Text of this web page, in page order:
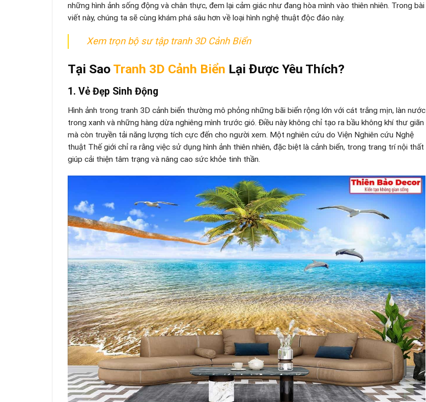
những hình ảnh sống động và chân thực, đem lại cảm giác như đang hòa mình vào thiên nhiên. Trong bài
viết này, chúng ta sẽ cùng khám phá sâu hơn về loại hình nghệ thuật độc đáo này.
Xem trọn bộ sư tập tranh 3D Cảnh Biển
Tại Sao Tranh 3D Cảnh Biển Lại Được Yêu Thích?
1. Vẻ Đẹp Sinh Động
Hình ảnh trong tranh 3D cảnh biển thường mô phỏng những bãi biển rộng lớn với cát trắng mịn, làn nước
trong xanh và những hàng dừa nghiêng mình trước gió. Điều này không chỉ tạo ra bầu không khí thư giãn
mà còn truyền tải năng lượng tích cực đến cho người xem. Một nghiên cứu do Viện Nghiên cứu Nghệ
thuật Thế giới chỉ ra rằng việc sử dụng hình ảnh thiên nhiên, đặc biệt là cảnh biển, trong trang trí nội thất
giúp cải thiện tâm trạng và nâng cao sức khỏe tinh thần.